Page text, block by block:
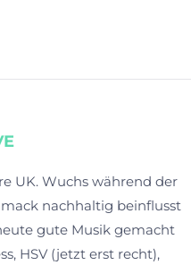
UK. Wuchs während der
nachhaltig beinflusst
gute Musik gemacht
HSV (jetzt erst recht),